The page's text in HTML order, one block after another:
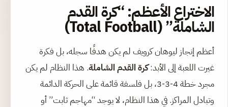
الاختراع الأعظم: “كرة القدم
الشاملة” (Total Football)
أعظم إنجاز ليوهان كرويف لم يكن هدفًا سجله، بل فكرة
غيرت اللعبة إلى الأبد:كرة القدم الشاملة. هذا النظام لم يكن
مجرد خطة 4-3-3، بل فلسفة قائمة على الحركة الدائمة
وتبادل المراكز. في هذا النظام، لا يوجد “مهاجم ثابت” أو